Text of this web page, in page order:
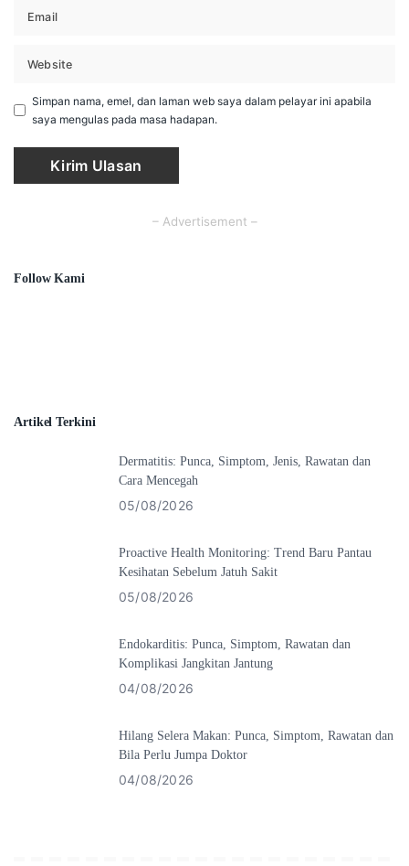
Simpan nama, emel, dan laman web saya dalam pelayar ini apabila
saya mengulas pada masa hadapan.
– Advertisement –
Follow Kami
Artikel Terkini
Dermatitis: Punca, Simptom, Jenis, Rawatan dan
Cara Mencegah
05/08/2026
Proactive Health Monitoring: Trend Baru Pantau
Kesihatan Sebelum Jatuh Sakit
05/08/2026
Endokarditis: Punca, Simptom, Rawatan dan
Komplikasi Jangkitan Jantung
04/08/2026
Hilang Selera Makan: Punca, Simptom, Rawatan dan
Bila Perlu Jumpa Doktor
04/08/2026